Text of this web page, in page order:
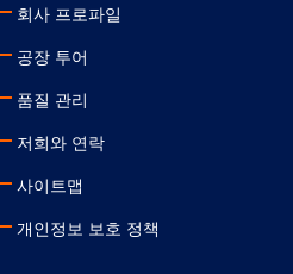
회사 프로파일
공장 투어
품질 관리
저희와 연락
사이트맵
개인정보 보호 정책